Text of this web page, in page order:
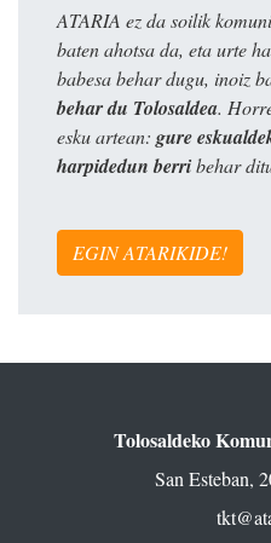
ATARIA ez da soilik
baten ahotsa da, eta urte
babesa behar dugu, inoiz
behar du Tolosaldea.
esku artean: gure
harpidedun berribehar
EGIN ATARIKIDE!
Tolosaldeko
San Esteban,